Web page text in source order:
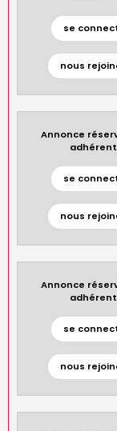
se
nous
Annonce
se
nous
Annonce
se
nous